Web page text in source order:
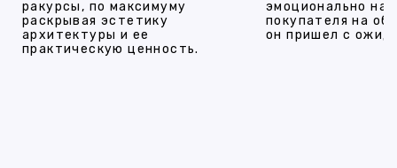
ракурсы, по максимуму
раскрывая эстетику
архитектуры и ее
практическую ценность.
эмоционально
покупателя на
он пришел с